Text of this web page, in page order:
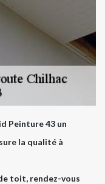
Peinture 43 un
la qualité à
toit, rendez-vous